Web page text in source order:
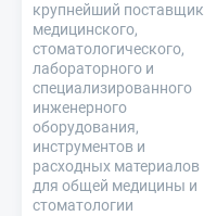
крупнейший поставщик
медицинского,
стоматологического,
лабораторного и
специализированного
инженерного
оборудования,
инструментов и
расходных материалов
для общей медицины и
стоматологии